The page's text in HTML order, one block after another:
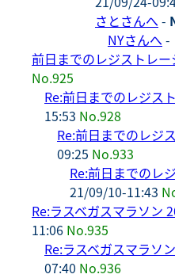
さとさんへ -
NYさんへ -
前日までのレジストレー
No.925
Re:前日までのレジス
15:53 No.928
Re:前日までのレジ
09:25 No.933
Re:前日までのレ
21/09/10-11:43
Re:ラスベガスマラソン
11:06 No.935
Re:ラスベガスマラソ
07:40 No.936